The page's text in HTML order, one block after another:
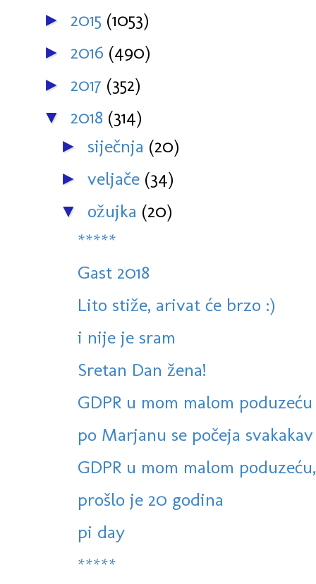
► 2015 (1053)
► 2016 (490)
► 2017 (352)
▼ 2018 (314)
► siječnja (20)
► veljače (34)
▼ ožujka (20)
*****
Gast 2018
Lito stiže, arivat će brzo :)
i nije je sram
Sretan Dan žena!
GDPR u mom malom
po Marjanu se počeja
GDPR u mom malom
prošlo je 20 godina
pi day
*****